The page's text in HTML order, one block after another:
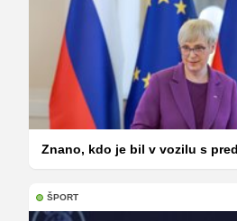
Znano, kdo je bil v vozilu s
ŠPORT